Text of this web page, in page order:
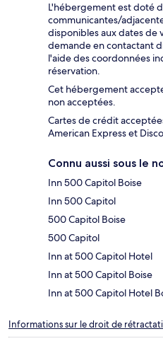
L'hébergement est doté
communicantes/
disponibles aux dates de
demande en contactant
l'aide des coordonnées
réservation.
Cet hébergement
non acceptées.
Cartes de crédit
American Express et
Connu aussi sous le
Inn 500 Capitol Boise
Inn 500 Capitol
500 Capitol Boise
500 Capitol
Inn at 500 Capitol Hotel
Inn at 500 Capitol Boise
Inn at 500 Capitol Hotel
Informations sur le droit de